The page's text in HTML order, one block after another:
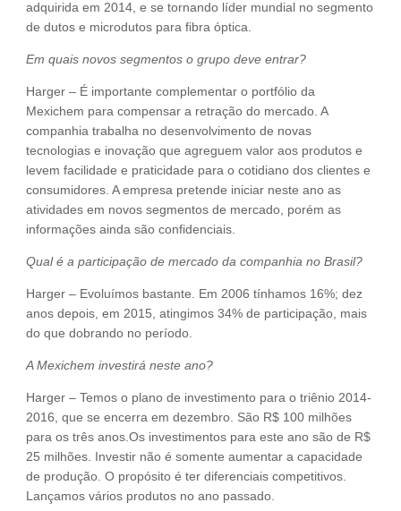
adquirida em 2014, e se tornando líder mundial no segmento
de dutos e microdutos para fibra óptica.
Em quais novos segmentos o grupo deve entrar?
Harger – É importante complementar o portfólio da
Mexichem para compensar a retração do mercado. A
companhia trabalha no desenvolvimento de novas
tecnologias e inovação que agreguem valor aos produtos e
levem facilidade e praticidade para o cotidiano dos clientes e
consumidores. A empresa pretende iniciar neste ano as
atividades em novos segmentos de mercado, porém as
informações ainda são confidenciais.
Qual é a participação de mercado da companhia no Brasil?
Harger – Evoluímos bastante. Em 2006 tínhamos 16%; dez
anos depois, em 2015, atingimos 34% de participação, mais
do que dobrando no período.
A Mexichem investirá neste ano?
Harger – Temos o plano de investimento para o triênio 2014-
2016, que se encerra em dezembro. São R$ 100 milhões
para os três anos.Os investimentos para este ano são de R$
25 milhões. Investir não é somente aumentar a capacidade
de produção. O propósito é ter diferenciais competitivos.
Lançamos vários produtos no ano passado.